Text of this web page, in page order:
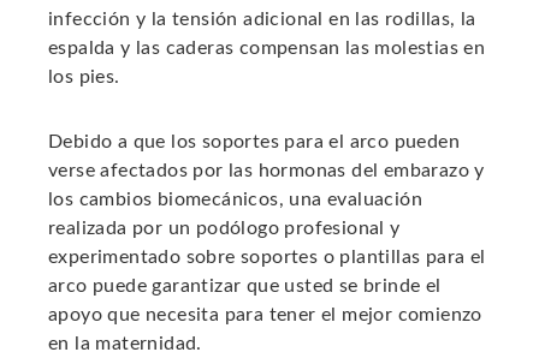
infección y la tensión adicional en las rodillas, la
espalda y las caderas compensan las molestias en
los pies.
Debido a que los soportes para el arco pueden
verse afectados por las hormonas del embarazo y
los cambios biomecánicos, una evaluación
realizada por un podólogo profesional y
experimentado sobre soportes o plantillas para el
arco puede garantizar que usted se brinde el
apoyo que necesita para tener el mejor comienzo
en la maternidad.